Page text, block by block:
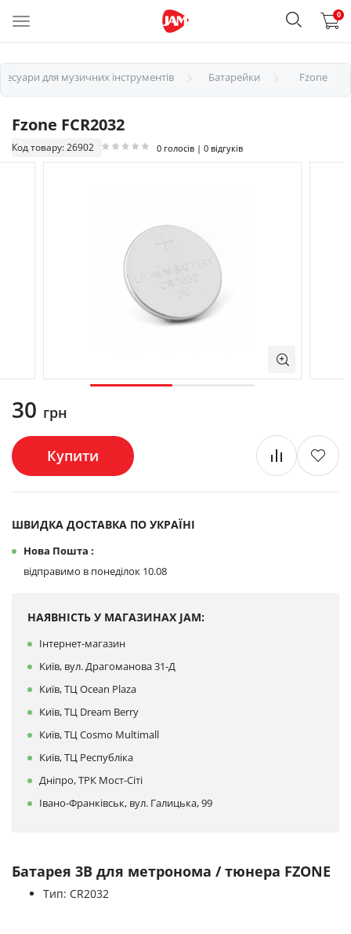
0
для музичних інструментів Батарейки Fzone
Fzone FCR2032
Код товару: 26902 0 голосів | 0 відгуків
30 грн
Купити
ШВИДКА ДОСТАВКА ПО УКРАЇНІ
Нова Пошта :
відправимо в понеділок 10.08
НАЯВНІСТЬ У МАГАЗИНАХ JAM:
Інтернет-магазин
Київ, вул. Драгоманова 31-Д
Київ, ТЦ Ocean Plaza
Київ, ТЦ Dream Berry
Київ, ТЦ Cosmo Multimall
Київ, ТЦ Республіка
Дніпро, ТРК Мост-Сіті
Івано-Франківськ, вул. Галицька, 99
Батарея 3В для метронома / тюнера FZONE
Тип: CR2032